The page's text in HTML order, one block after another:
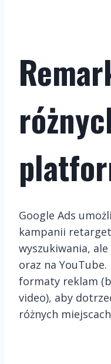
Google Ads
kampanii
wyszukiwania,
oraz na
formaty reklam
video), aby
różnych